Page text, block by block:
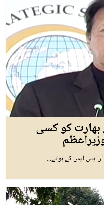
بھارت کو کسی
آر ایس ایس کے ہوتے...